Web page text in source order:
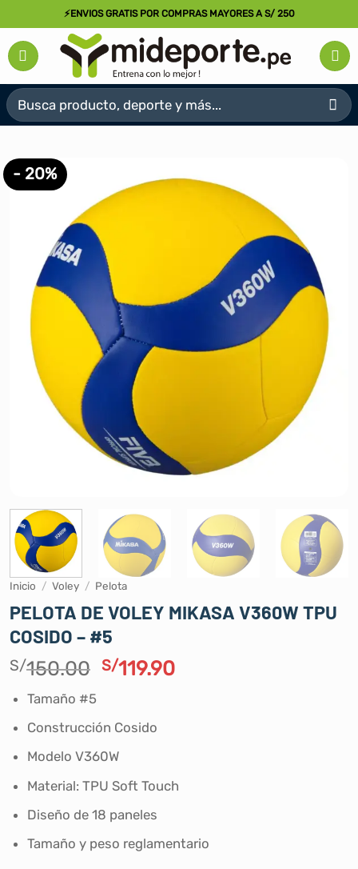
al
contenido
⚡ENVIOS GRATIS POR COMPRAS MAYORES A S/ 250
Buscar
por:
- 20%
Inicio / Voley / Pelota
PELOTA DE VOLEY MIKASA V360W TPU
COSIDO – #5
S/150.00 El
era:
S/150.00.
S/119.90El
Tamaño #5
Construcción Cosido
Modelo V360W
Material: TPU Soft Touch
Diseño de 18 paneles
Tamaño y peso reglamentario